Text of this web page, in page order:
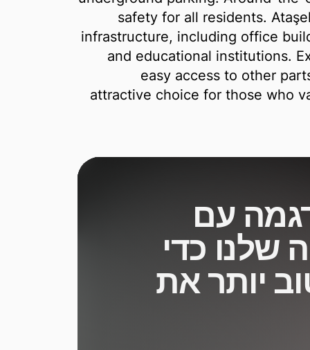
safety for all residents.
infrastructure, including office
and educational institutions.
easy access to other
attractive choice for those who
עם
שלנו כדי
יותר את